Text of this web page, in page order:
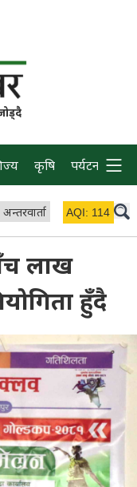
कृषि पर्यटन प्रवास
अन्तरवार्ता विचार/ब्लग
AQI: 114
लाख
हुँदै